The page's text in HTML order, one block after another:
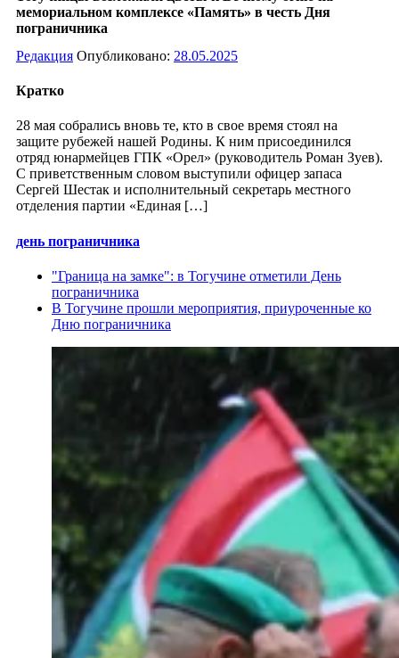
мемориальном комплексе «Память» в честь Дня
пограничника
Редакция Опубликовано: 28.05.2025
Кратко
28 мая собрались вновь те, кто в свое время стоял на
защите рубежей нашей Родины. К ним присоединился
отряд юнармейцев ГПК «Орел» (руководитель Роман Зуев).
С приветственным словом выступили офицер запаса
Сергей Шестак и исполнительный секретарь местного
отделения партии «Единая […]
день пограничника
"Граница на замке": в Тогучине отметили День
пограничника
В Тогучине прошли мероприятия, приуроченные ко
Дню пограничника